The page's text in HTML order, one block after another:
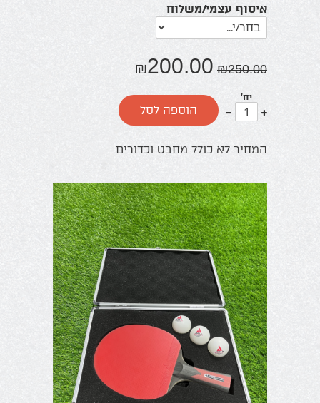
איסוף עצמי/משלוח
₪250.00
₪200.00
יח'
עוד
אחד
פחות
אחד
הוספה לסל
המחיר לא כולל מחבט וכדורים